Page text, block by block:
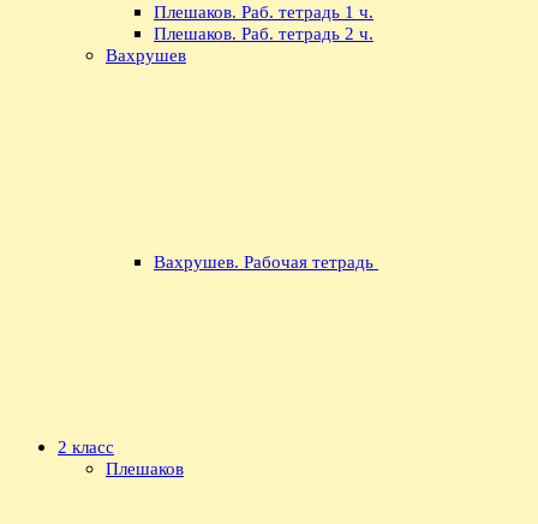
Плешаков. Раб. тетрадь 1 ч.
Плешаков. Раб. тетрадь 2 ч.
Вахрушев
Вахрушев. Рабочая тетрадь
2 класс
Плешаков